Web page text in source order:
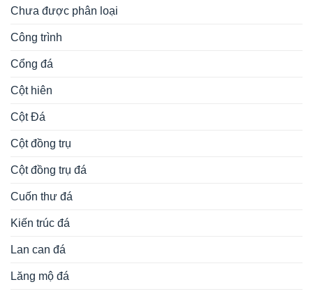
Chưa được phân loại
Công trình
Cổng đá
Cột hiên
Cột Đá
Cột đồng trụ
Cột đồng trụ đá
Cuốn thư đá
Kiến trúc đá
Lan can đá
Lăng mộ đá